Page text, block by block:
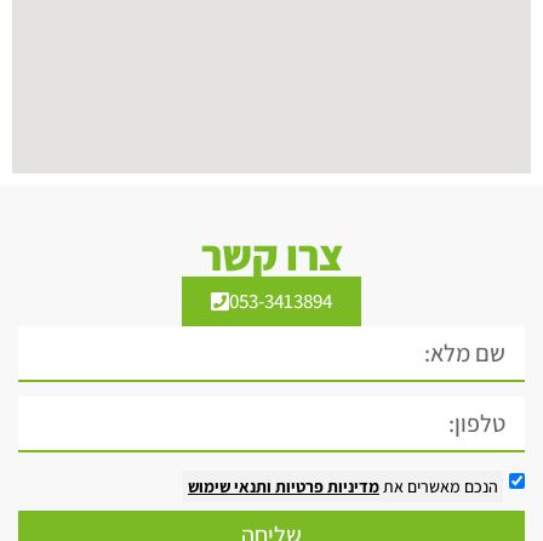
צרו קשר
053-3413894
הנכם מאשרים אתמדיניות פרטיות ותנאי שימוש